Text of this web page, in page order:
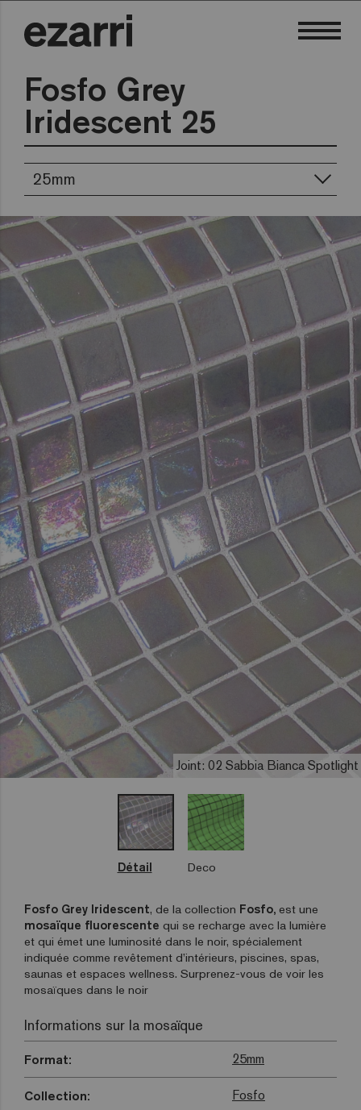
Fosfo Grey
Iridescent 25
25mm
Joint: 02 Sabbia Bianca Spotlight
Détail Deco
Fosfo Grey Iridescent, de la collection Fosfo, est une
mosaïque fluorescente qui se recharge avec la lumière
et qui émet une luminosité dans le noir, spécialement
indiquée comme revêtement d’intérieurs, piscines, spas,
saunas et espaces wellness. Surprenez-vous de voir les
mosaïques dans le noir
Informations sur la mosaïque
Format: 25mm
Collection: Fosfo